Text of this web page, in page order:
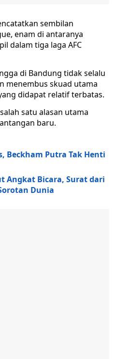
sembilan
enam di antaranya
dalam tiga laga AFC
di Bandung tidak selalu
menembus skuad utama
didapat relatif terbatas.
satu alasan utama
baru.
Beckham Putra Tak Henti
Angkat Bicara, Surat dari
Dunia